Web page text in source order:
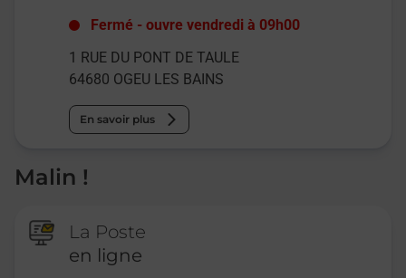
Fermé -ouvre vendredi à 09h00
1 RUE DU PONT DE TAULE
64680 OGEU LES BAINS
En savoir plus
Malin !
La Poste
en ligne